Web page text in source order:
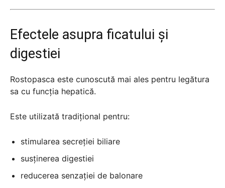
Efectele asupra ficatului și
digestiei
Rostopasca este cunoscută mai ales pentru legătura
sa cu funcția hepatică.
Este utilizată tradițional pentru:
stimularea secreției biliare
susținerea digestiei
reducerea senzației de balonare